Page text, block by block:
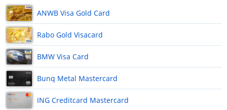
ANWB Visa Gold Card
Rabo Gold Visacard
BMW Visa Card
Bunq Metal Mastercard
ING Creditcard Mastercard